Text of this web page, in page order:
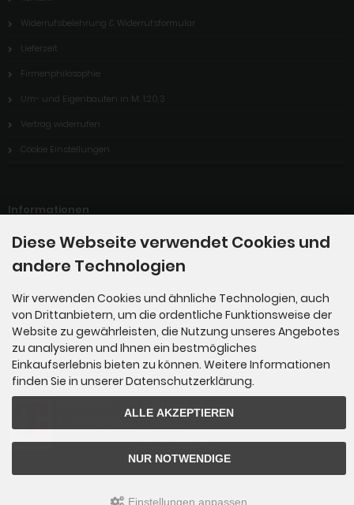
Widerrufsbelehrung & Widerrufsformular
Lieferzeit
Firmenphilosophie
Um- und Eigenbauten in M: 1:20,3
Vertrag widerrufen
Cookie Einstellungen
Informationen
Sitemap
Katalog
LUCID-Verpackungsregister
Zahlungsmethoden
Diese Webseite verwendet Cookies und
andere Technologien
Wir verwenden Cookies und ähnliche Technologien, auch
von Drittanbietern, um die ordentliche Funktionsweise der
Website zu gewährleisten, die Nutzung unseres Angebotes
zu analysieren und Ihnen ein bestmögliches
Einkaufserlebnis bieten zu können. Weitere Informationen
finden Sie in unserer Datenschutzerklärung.
ALLE AKZEPTIEREN
NUR NOTWENDIGE
Einstellungen anpassen